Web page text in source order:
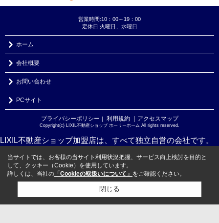
営業時間:10：00～19：00
定休日:火曜日、水曜日
ホーム
会社概要
お問い合わせ
PCサイト
プライバシーポリシー ｜ 利用規約 ｜アクセスマップ
Copyright(c) LIXIL不動産ショップ ホーリーホーム All rights reserved.
LIXIL不動産ショップ加盟店は、すべて独立自営の会社です。
当サイトでは、お客様の当サイト利用状況把握、サービス向上検討を目的と
して、クッキー（Cookie）を使用しています。
詳しくは、当社の 「Cookieの取扱いについて」 をご確認ください。
閉じる